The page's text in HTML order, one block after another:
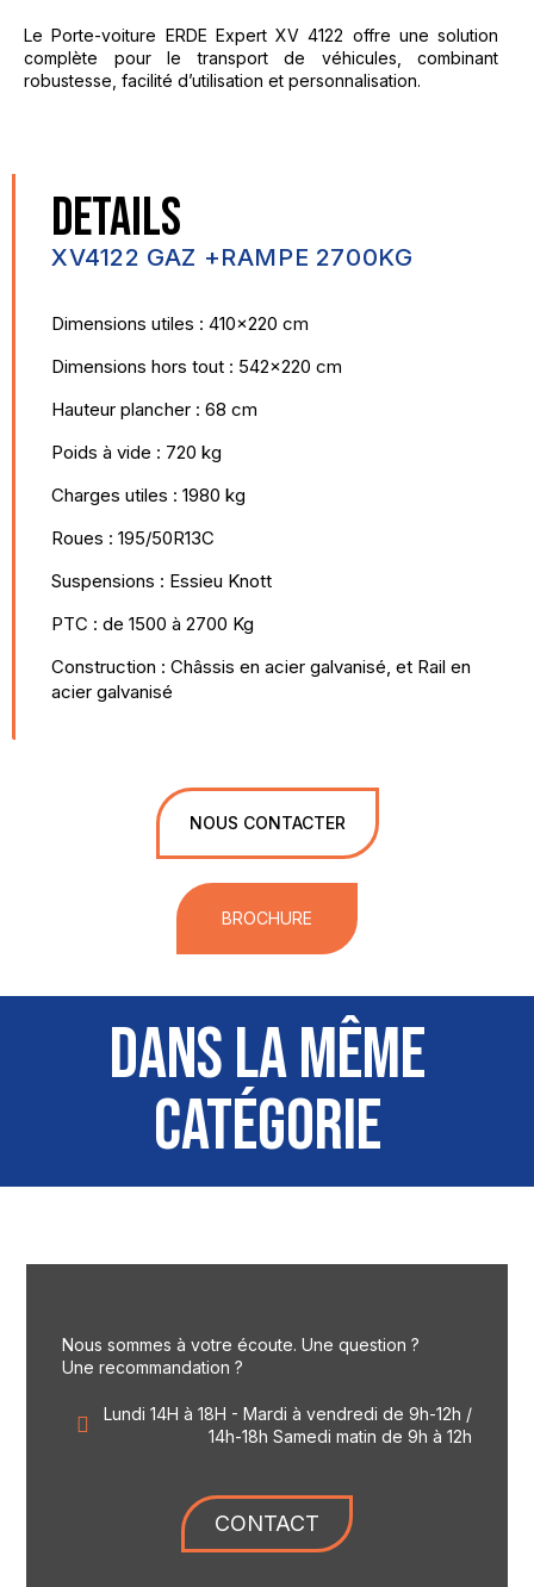
Le Porte-voiture ERDE Expert XV 4122 offre une solution
complète pour le transport de véhicules, combinant
robustesse, facilité d’utilisation et personnalisation.
DETAILS
XV4122 GAZ +RAMPE 2700KG
Dimensions utiles : 410x220 cm
Dimensions hors tout : 542x220 cm
Hauteur plancher : 68 cm
Poids à vide : 720 kg
Charges utiles : 1980 kg
Roues : 195/50R13C
Suspensions : Essieu Knott
PTC : de 1500 à 2700 Kg
Construction : Châssis en acier galvanisé, et Rail en
acier galvanisé
NOUS CONTACTER
BROCHURE
DANS LA MÊME
CATÉGORIE
Nous sommes à votre écoute. Une question ?
Une recommandation ?
Lundi 14H à 18H - Mardi à vendredi de 9h-12h /
14h-18h Samedi matin de 9h à 12h
CONTACT